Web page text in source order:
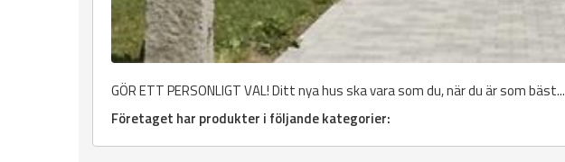
GÖR ETT PERSONLIGT VAL! Ditt nya hus ska vara som du, när du är som bäst...
Företaget har produkter i följande kategorier: